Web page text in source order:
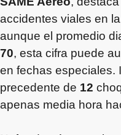
accidentes viales en
aunque el promedio
70, esta cifra puede
en fechas especiales.
precedente de 12
apenas media hora